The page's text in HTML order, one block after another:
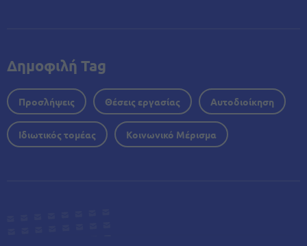
Δημοφιλή Tag
Προσλήψεις Θέσεις εργασίας Αυτοδιοίκηση
Ιδιωτικός τομέας Κοινωνικό Μέρισμα